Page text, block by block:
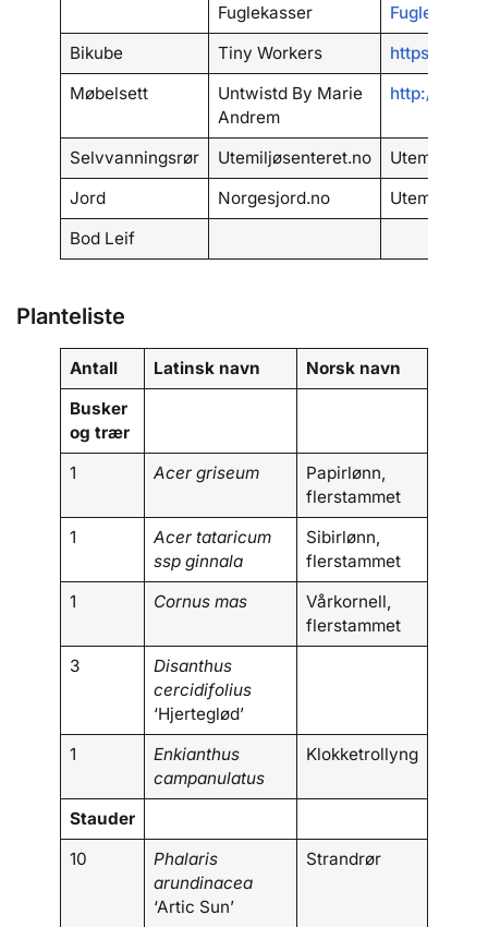
Fuglekasser
Bikube
Tiny Workers
https://
Møbelsett
Untwistd By Marie
Andrem
http://
Selvvanningsrør Utemiljøsenteret.no
Jord
Norgesjord.no
Bod Leif
Planteliste
Antall Latinsk navn
Norsk navn
Busker
og trær
1
Acer griseum
Papirlønn,
flerstammet
1
Acer tataricum
ssp ginnala
Sibirlønn,
flerstammet
1
Cornus mas
Vårkornell,
flerstammet
3
Disanthus
cercidifolius
‘Hjerteglød’
1
Enkianthus
campanulatus
Klokketrollyng
Stauder
10
Phalaris
arundinacea
‘Artic Sun’
Strandrør